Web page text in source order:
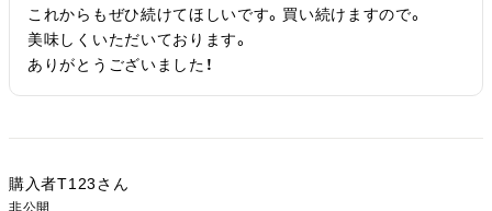
これからもぜひ続けてほしいです。買い続けますので。
美味しくいただいております。
ありがとうございました！
購入者T123